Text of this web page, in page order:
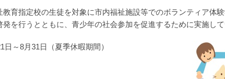
身体障害者デイサービ
老人デイサービスセン
一ツ木福祉センター
訪問介護事業所
育指定校の生徒を対象に市内福祉施設等でのボランティア体
発を行うとともに、青少年の社会参加を促進するために実施して
日～8月31日（夏季休暇期間）